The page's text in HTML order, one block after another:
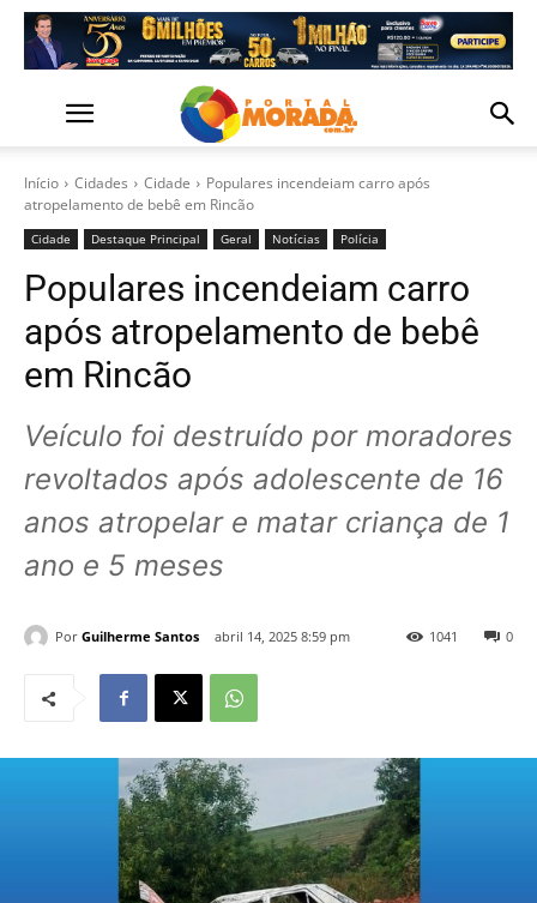
Início Cidades Cidade
Populares incendeiam carro após
atropelamento de bebê em Rincão
Cidade Destaque Principal Geral Notícias Polícia
Populares incendeiam carro
após atropelamento de bebê
em Rincão
Veículo foi destruído por moradores
revoltados após adolescente de 16
anos atropelar e matar criança de 1
ano e 5 meses
Por Guilherme Santos abril 14, 2025 8:59 pm 0
1041